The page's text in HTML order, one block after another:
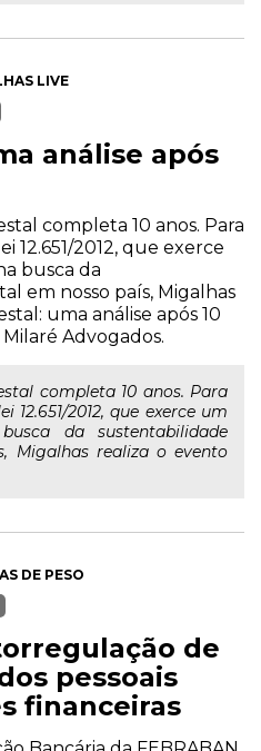
LIVE
análise após
completa 10 anos. Para
12.651/2012, que exerce
busca da
em nosso país, Migalhas
uma análise após 10
Advogados.
completa 10 anos. Para
2012, que exerce um
da sustentabilidade
Migalhas realiza o evento
DE PESO
de
pessoais
financeiras